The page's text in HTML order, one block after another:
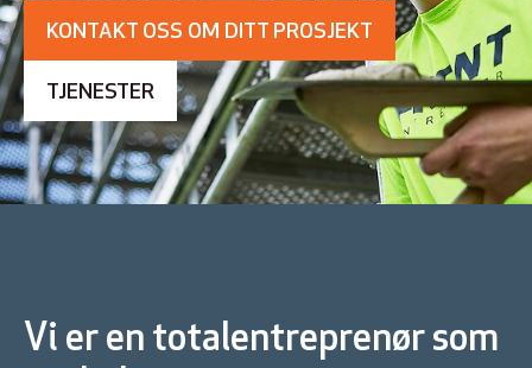
KONTAKT OSS OM DITT PROSJEKT
TJENESTER
Vi er en totalentreprenør som